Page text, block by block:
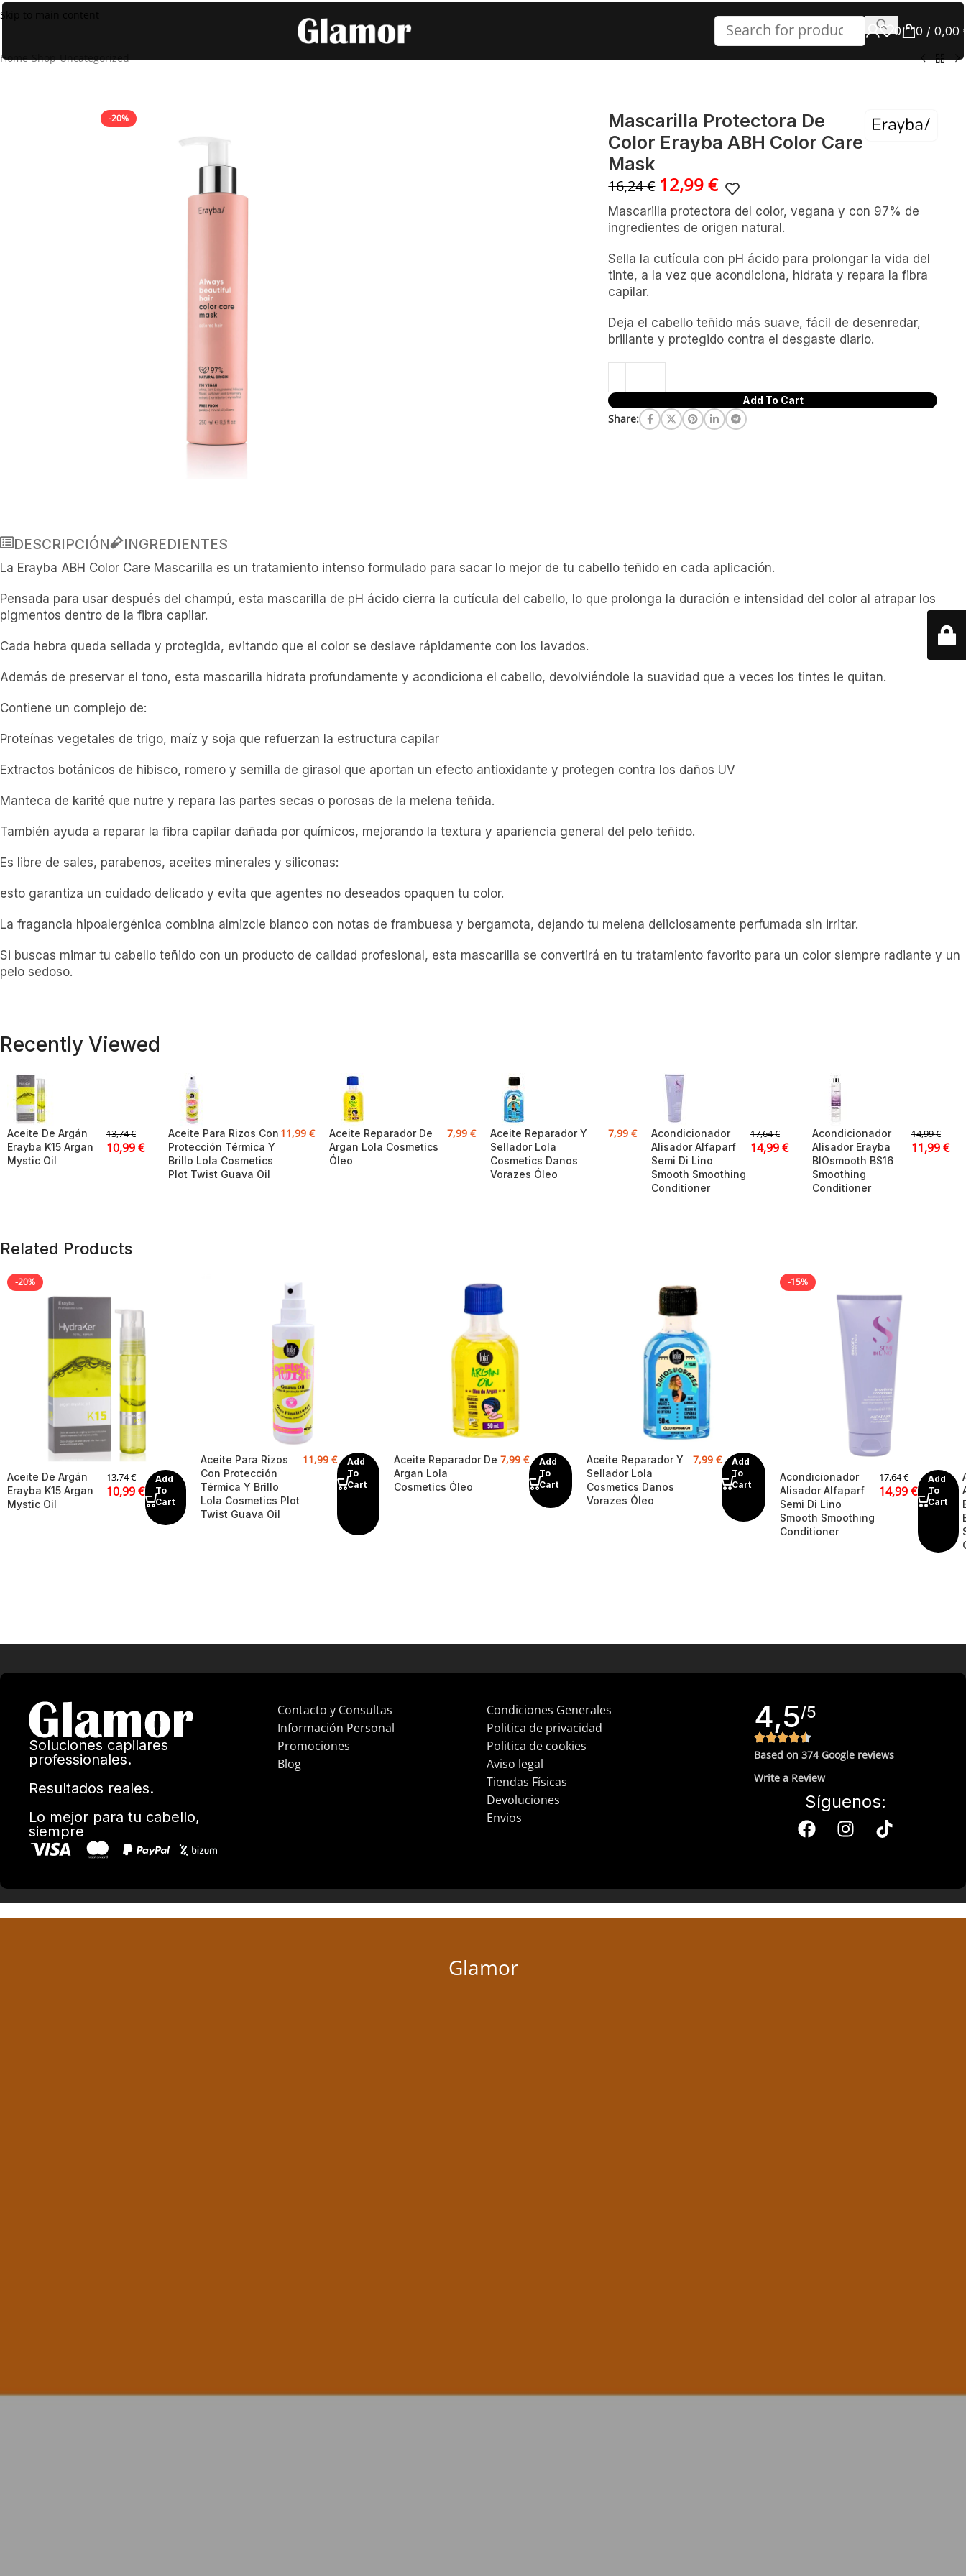
Skip to main content
0 0 / 0,00
Home Shop Uncategorized Mascarilla Protectora De Color Erayba ABH Color Care Mask
-20%
Mascarilla Protectora De
Color Erayba ABH Color Care
Mask
16,24€ 12,99€
Mascarilla protectora del color, vegana y con 97% de
ingredientes de origen natural.
Sella la cutícula con pH ácido para prolongar la vida del
tinte, a la vez que acondiciona, hidrata y repara la fibra
capilar.
Deja el cabello teñido más suave, fácil de desenredar,
brillante y protegido contra el desgaste diario.
Add To Cart
Share:
DESCRIPCIÓN INGREDIENTES
La Erayba ABH Color Care Mascarilla es un tratamiento intenso formulado para sacar lo mejor de tu cabello teñido en cada aplicación.
Pensada para usar después del champú, esta mascarilla de pH ácido cierra la cutícula del cabello, lo que prolonga la duración e intensidad del color al atrapar los
pigmentos dentro de la fibra capilar.
Cada hebra queda sellada y protegida, evitando que el color se deslave rápidamente con los lavados.
Además de preservar el tono, esta mascarilla hidrata profundamente y acondiciona el cabello, devolviéndole la suavidad que a veces los tintes le quitan.
Contiene un complejo de:
Proteínas vegetales de trigo, maíz y soja que refuerzan la estructura capilar
Extractos botánicos de hibisco, romero y semilla de girasol que aportan un efecto antioxidante y protegen contra los daños UV
Manteca de karité que nutre y repara las partes secas o porosas de la melena teñida.
También ayuda a reparar la fibra capilar dañada por químicos, mejorando la textura y apariencia general del pelo teñido.
Es libre de sales, parabenos, aceites minerales y siliconas:
esto garantiza un cuidado delicado y evita que agentes no deseados opaquen tu color.
La fragancia hipoalergénica combina almizcle blanco con notas de frambuesa y bergamota, dejando tu melena deliciosamente perfumada sin irritar.
Si buscas mimar tu cabello teñido con un producto de calidad profesional, esta mascarilla se convertirá en tu tratamiento favorito para un color siempre radiante y un
pelo sedoso.
Recently Viewed
Aceite De Argán
Erayba K15 Argan
Mystic Oil
13,74€
10,99€
Aceite Para Rizos Con
Protección Térmica Y
Brillo Lola Cosmetics
Plot Twist Guava Oil
11,99 €
Aceite Reparador De
Argan Lola Cosmetics
Óleo
7,99 €
Aceite Reparador Y
Sellador Lola
Cosmetics Danos
Vorazes Óleo
7,99 €
Acondicionador
Alisador Alfaparf
Semi Di Lino
Smooth Smoothing
Conditioner
17,64€
14,99€
Acondicionador
Alisador Erayba
BIOsmooth BS16
Smoothing
Conditioner
14,99€
11,99€
Related Products
-20%
Aceite De Argán
Erayba K15 Argan
Mystic Oil
13,74€
10,99€
Add
To
Cart
Aceite Para Rizos
Con Protección
Térmica Y Brillo
Lola Cosmetics Plot
Twist Guava Oil
11,99€
Add
To
Cart
Aceite Reparador De
Argan Lola
Cosmetics Óleo
7,99 €
Add
To
Cart
Aceite Reparador Y
Sellador Lola
Cosmetics Danos
Vorazes Óleo
7,99€
Add
To
Cart
-15%
Acondicionador
Alisador Alfaparf
Semi Di Lino
Smooth Smoothing
Conditioner
17,64€
14,99€
Add
To
Cart
Soluciones capilares
professionales.
Resultados reales.
Lo mejor para tu cabello,
siempre
Contacto y Consultas
Información Personal
Promociones
Blog
Condiciones Generales
Politica de privacidad
Politica de cookies
Aviso legal
Tiendas Físicas
Devoluciones
Envios
4,5/5
Based on 374 Google reviews
Write a Review
Síguenos:
Glamor